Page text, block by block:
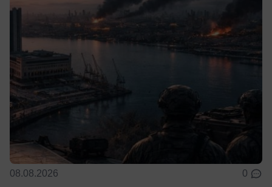
08.08.2026 0